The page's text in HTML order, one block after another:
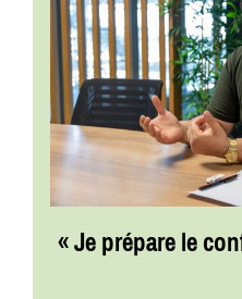
« Je prépare le